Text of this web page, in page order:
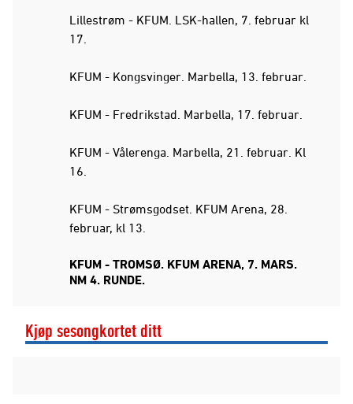
Lillestrøm - KFUM. LSK-hallen, 7. februar kl
17.
KFUM - Kongsvinger. Marbella, 13. februar.
KFUM - Fredrikstad. Marbella, 17. februar.
KFUM - Vålerenga. Marbella, 21. februar. Kl
16.
KFUM - Strømsgodset. KFUM Arena, 28.
februar, kl 13.
KFUM - TROMSØ. KFUM ARENA, 7. MARS.
NM 4. RUNDE.
Kjøp sesongkortet ditt